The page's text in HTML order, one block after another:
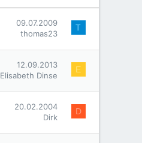
09.07.2009
thomas23
T
12.09.2013
Elisabeth Dinse
E
20.02.2004
Dirk
D